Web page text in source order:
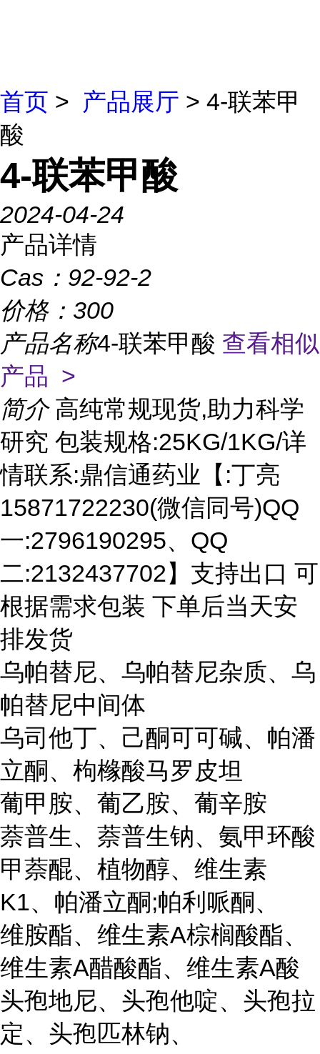
首页 > 产品展厅 > 4-联苯甲
酸
4-联苯甲酸
2024-04-24
产品详情
Cas： 92-92-2
价格： 300
产品名称4-联苯甲酸 查看相似
产品 >
简介 高纯常规现货,助力科学
研究 包装规格:25KG/1KG/详
情联系:鼎信通药业【:丁亮
15871722230(微信同号)QQ
一:2796190295、QQ
二:2132437702】支持出口 可
根据需求包装 下单后当天安
排发货
乌帕替尼、乌帕替尼杂质、乌
帕替尼中间体
乌司他丁、己酮可可碱、帕潘
立酮、枸橼酸马罗皮坦
葡甲胺、葡乙胺、葡辛胺
萘普生、萘普生钠、氨甲环酸
甲萘醌、植物醇、维生素
K1、帕潘立酮;帕利哌酮、
维胺酯、维生素A棕榈酸酯、
维生素A醋酸酯、维生素A酸
头孢地尼、头孢他啶、头孢拉
定、头孢匹林钠、